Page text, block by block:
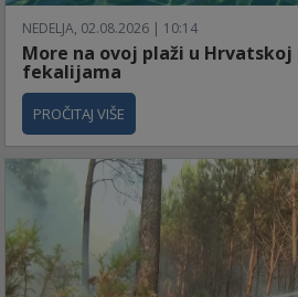
NEDELJA, 02.08.2026 | 10:14
More na ovoj plaži u Hrvatskoj
fekalijama
PROČITAJ VIŠE